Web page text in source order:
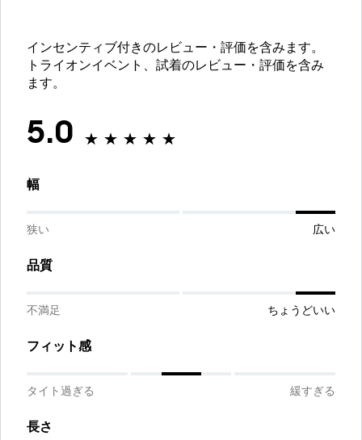
インセンティブ付きのレビュー・評価を含みます。
トライオンイベント、試着のレビュー・評価を含み
ます。
5.0
幅
狭い 広い
品質
不満足 ちょうどいい
フィット感
タイト過ぎる 緩すぎる
長さ